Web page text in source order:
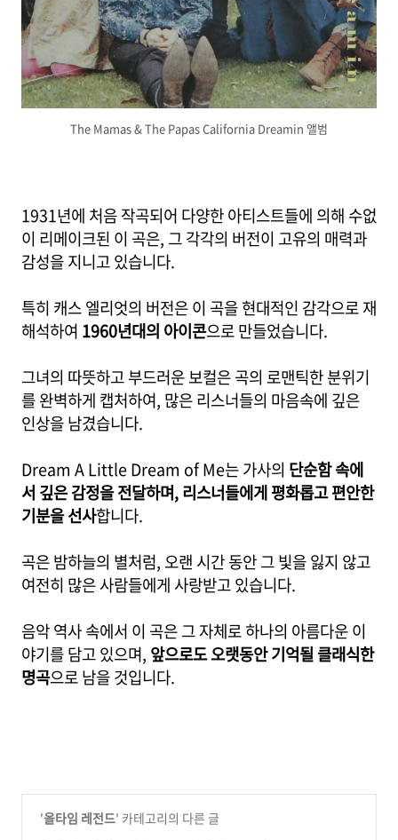
The Mamas & The Papas California Dreamin 앨범
1931년에 처음 작곡되어 다양한 아티스트들에 의해 수없
이 리메이크된 이 곡은, 그 각각의 버전이 고유의 매력과
감성을 지니고 있습니다.
특히 캐스 엘리엇의 버전은 이 곡을 현대적인 감각으로 재
해석하여 1960년대의 아이콘으로 만들었습니다.
그녀의 따뜻하고 부드러운 보컬은 곡의 로맨틱한 분위기
를 완벽하게 캡처하여, 많은 리스너들의 마음속에 깊은
인상을 남겼습니다.
Dream A Little Dream of Me는 가사의 단순함 속에
서 깊은 감정을 전달하며, 리스너들에게 평화롭고 편안한
기분을 선사합니다.
곡은 밤하늘의 별처럼, 오랜 시간 동안 그 빛을 잃지 않고
여전히 많은 사람들에게 사랑받고 있습니다.
음악 역사 속에서 이 곡은 그 자체로 하나의 아름다운 이
야기를 담고 있으며, 앞으로도 오랫동안 기억될 클래식한
명곡으로 남을 것입니다.
'올타임 레전드' 카테고리의 다른 글